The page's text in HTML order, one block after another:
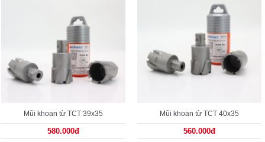
Mũi khoan từ TCT 39x35
580.000đ
Mũi khoan từ TCT 40x35
560.000đ